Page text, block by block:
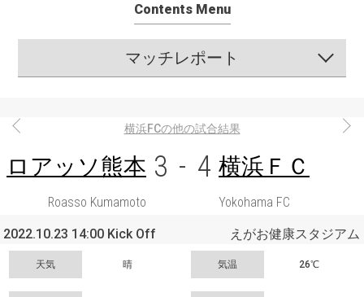
Contents Menu
マッチレポート
横浜FCの他の試合結果
ロアッソ熊本 3 - 4 横浜ＦＣ
Roasso Kumamoto Yokohama FC
2022.10.23 14:00 Kick Off えがお健康スタジアム
天気 晴 気温 26℃